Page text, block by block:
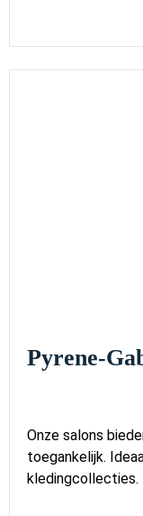
Pyrene-
Onze salons
toegankelijk.
kledingcollecties.